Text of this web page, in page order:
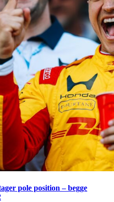
pole position – begge